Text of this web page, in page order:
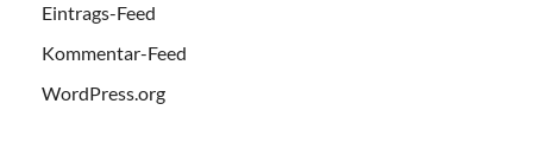
Eintrags-Feed
Kommentar-Feed
WordPress.org